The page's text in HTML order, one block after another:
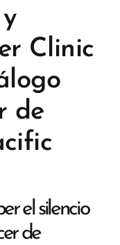
Clinic
de
el silencio
de